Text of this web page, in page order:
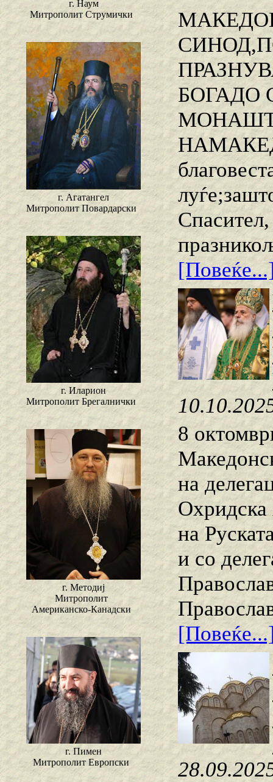
г. Наум
Митрополит Струмички
г. Агатангел
Митрополит Повардарски
г. Иларион
Митрополит Брегалнички
г. Методиј
Митрополит
Американско-Канадски
г. Пимен
Митрополит Европски
БОГАДО
8
на
Охридска
на
и со